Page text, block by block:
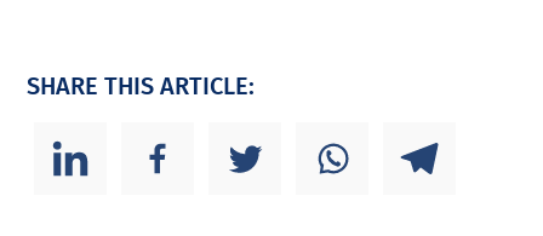
SHARE THIS ARTICLE: